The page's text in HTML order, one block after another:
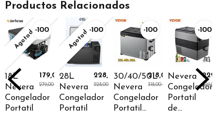
Productos Relacionados
Agotado-100
€
18L
Nevera
Congelador
Portatil
179,00 €
279,00 €
Agotado-100
€
28L
Nevera
Congelador
Portatil
228,00 €
328,00 €
-100
€
30/40/50L
Nevera
Congelador
Portatil...
218,00 €
318,00 €
-100
€
Nevera
Congelador
Portatil
de...